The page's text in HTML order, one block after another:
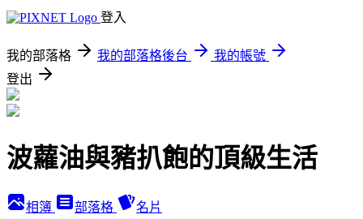
登入
我的部落格 我的部落格後台
我的帳號
登出
波蘿油與豬扒飽的頂級生活
相簿 部落格 名片